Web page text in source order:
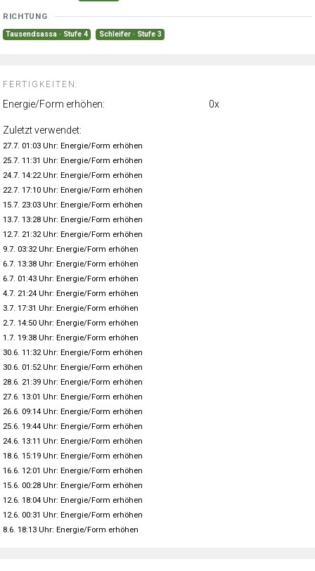
RICHTUNG
Tausendsassa · Stufe 4 Schleifer · Stufe 3
FERTIGKEITEN:
Energie/Form erhöhen: 0x
Zuletzt verwendet:
27.7. 01:03 Uhr: Energie/Form erhöhen
25.7. 11:31 Uhr: Energie/Form erhöhen
24.7. 14:22 Uhr: Energie/Form erhöhen
22.7. 17:10 Uhr: Energie/Form erhöhen
15.7. 23:03 Uhr: Energie/Form erhöhen
13.7. 13:28 Uhr: Energie/Form erhöhen
12.7. 21:32 Uhr: Energie/Form erhöhen
9.7. 03:32 Uhr: Energie/Form erhöhen
6.7. 13:38 Uhr: Energie/Form erhöhen
6.7. 01:43 Uhr: Energie/Form erhöhen
4.7. 21:24 Uhr: Energie/Form erhöhen
3.7. 17:31 Uhr: Energie/Form erhöhen
2.7. 14:50 Uhr: Energie/Form erhöhen
1.7. 19:38 Uhr: Energie/Form erhöhen
30.6. 11:32 Uhr: Energie/Form erhöhen
30.6. 01:52 Uhr: Energie/Form erhöhen
28.6. 21:39 Uhr: Energie/Form erhöhen
27.6. 13:01 Uhr: Energie/Form erhöhen
26.6. 09:14 Uhr: Energie/Form erhöhen
25.6. 19:44 Uhr: Energie/Form erhöhen
24.6. 13:11 Uhr: Energie/Form erhöhen
18.6. 15:19 Uhr: Energie/Form erhöhen
16.6. 12:01 Uhr: Energie/Form erhöhen
15.6. 00:28 Uhr: Energie/Form erhöhen
12.6. 18:04 Uhr: Energie/Form erhöhen
12.6. 00:31 Uhr: Energie/Form erhöhen
8.6. 18:13 Uhr: Energie/Form erhöhen